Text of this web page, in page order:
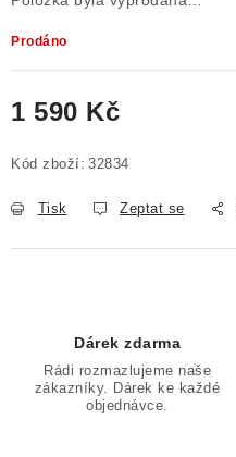
Prodáno
1 590 Kč
Kód zboží: 32834
Tisk Zeptat se
Dárek zdarma
Rádi rozmazlujeme naše
zákazníky. Dárek ke každé
objednávce.